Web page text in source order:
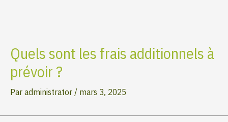
Quels sont les frais additionnels à
prévoir ?
Paradministrator/ mars 3, 2025